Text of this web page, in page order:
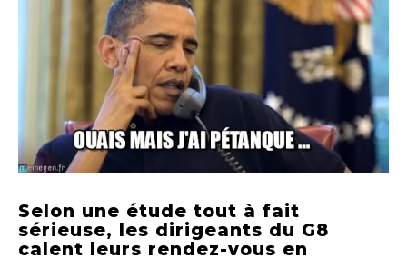
Selon une étude tout à fait
sérieuse, les dirigeants du G8
calent leurs rendez-vous en